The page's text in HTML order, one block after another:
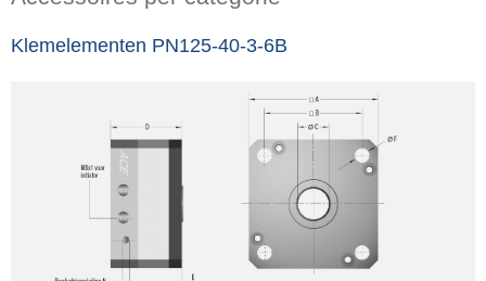
Klemelementen PN125-40-3-6B